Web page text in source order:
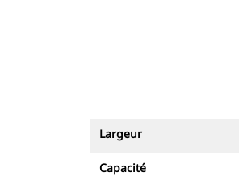
Largeur
Capacité